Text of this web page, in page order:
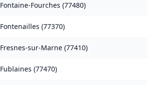
Fontaine-Fourches (77480)
Fontenailles (77370)
Fresnes-sur-Marne (77410)
Fublaines (77470)